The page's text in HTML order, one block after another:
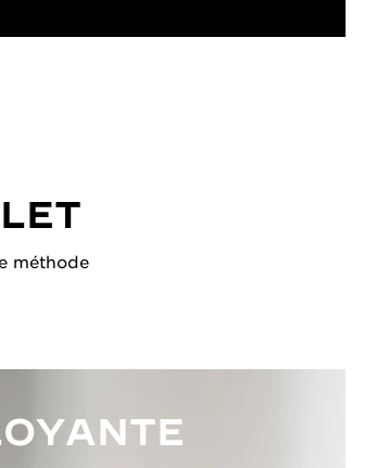
méthode